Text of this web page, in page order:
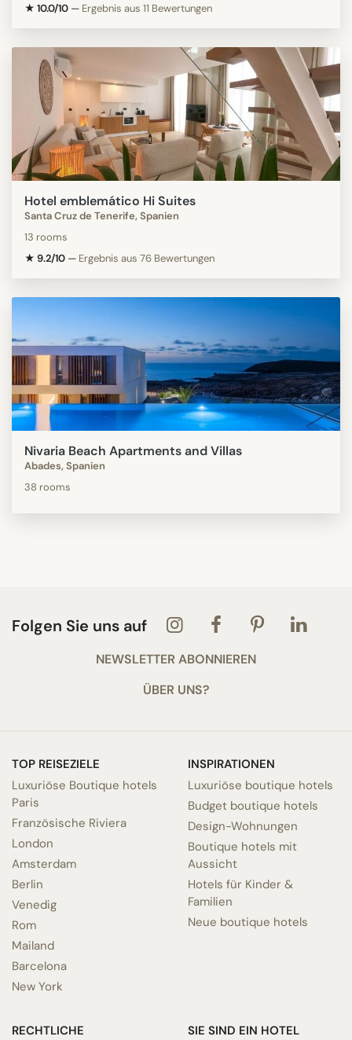
★ 10.0/10 — Ergebnis aus 11 Bewertungen
Hotel emblemático Hi Suites
Santa Cruz de Tenerife, Spanien
13 rooms
★ 9.2/10 — Ergebnis aus 76 Bewertungen
Nivaria Beach Apartments and Villas
Abades, Spanien
38 rooms
Folgen Sie uns auf
NEWSLETTER ABONNIEREN
ÜBER UNS?
TOP REISEZIELE
Luxuriöse Boutique hotels
Paris
Französische Riviera
London
Amsterdam
Berlin
Venedig
Rom
Mailand
Barcelona
New York
INSPIRATIONEN
Luxuriöse boutique hotels
Budget boutique hotels
Design-Wohnungen
Boutique hotels mit
Aussicht
Hotels für Kinder &
Familien
Neue boutique hotels
RECHTLICHE
SIE SIND EIN HOTEL